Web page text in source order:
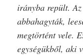
irányba repült.
abbahagyták,
megtörtént vele.
egységükből, aki